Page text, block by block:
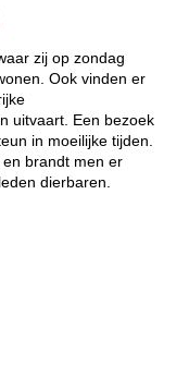
zij op zondag
Ook vinden er
uitvaart. Een bezoek
in moeilijke tijden.
brandt men er
dierbaren.